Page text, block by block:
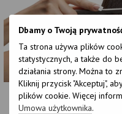
Dbamy o Twoją
Ta strona używa plików
statystycznych, a także do
działania strony. Można to
Kliknij przycisk "Akceptuj",
plików cookie. Więcej
Umowa użytkownika.
Brazil-Prof jest oficjalnym
marek. Wszystkie produkty